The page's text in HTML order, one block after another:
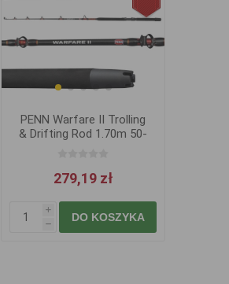
PENN Warfare II Trolling
& Drifting Rod 1.70m 50-
279,19 zł
i
h
DO KOSZYKA